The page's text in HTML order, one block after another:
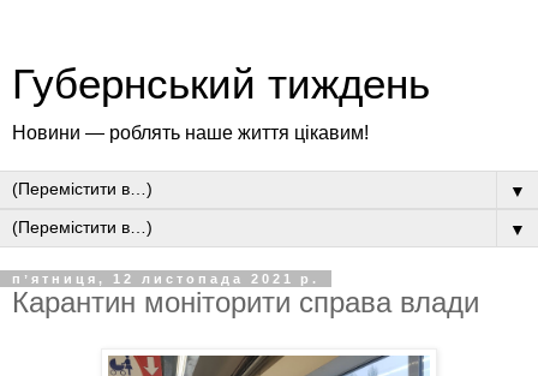
Губернський тиждень
Новини — роблять наше життя цікавим!
▼
▼
пʼятниця, 12 листопада 2021 р.
Карантин моніторити справа влади